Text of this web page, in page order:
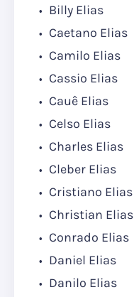
Billy Elias
Caetano Elias
Camilo Elias
Cassio Elias
Cauê Elias
Celso Elias
Charles Elias
Cleber Elias
Cristiano Elias
Christian Elias
Conrado Elias
Daniel Elias
Danilo Elias